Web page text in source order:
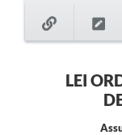
LEI